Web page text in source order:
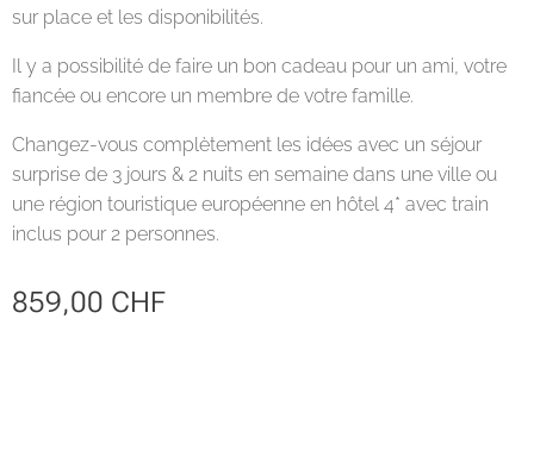
sur place et les disponibilités.
Il y a possibilité de faire un bon cadeau pour un ami, votre
fiancée ou encore un membre de votre famille.
Changez-vous complètement les idées avec un séjour
surprise de 3 jours & 2 nuits en semaine dans une ville ou
une région touristique européenne en hôtel 4* avec train
inclus pour 2 personnes.
859,00 CHF